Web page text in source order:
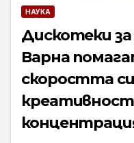
НАУКА
Дискотеки
Варна
скоростта